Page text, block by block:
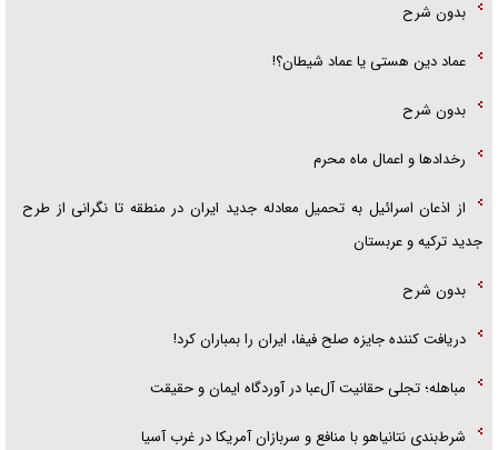
بدون شرح
عماد دین هستی یا عماد شیطان؟!
بدون شرح
رخداد‌ها و اعمال ماه محرم
از اذعان اسرائیل به تحمیل معادله جدید ایران در منطقه تا نگرانی از طرح
جدید ترکیه و عربستان
بدون شرح
دریافت کننده جایزه صلح فیفا، ایران را بمباران کرد!
مباهله؛ تجلی حقانیت آل‌عبا در آوردگاه ایمان و حقیقت
شرط‌بندی نتانیاهو با منافع و سربازان آمریکا در غرب آسیا